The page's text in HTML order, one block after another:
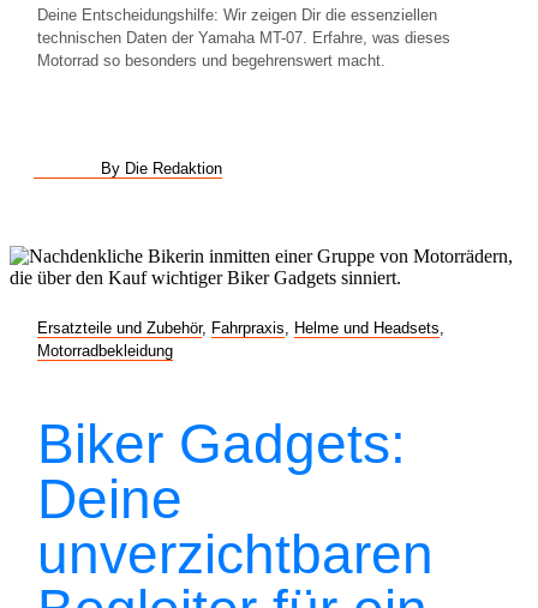
Deine Entscheidungshilfe: Wir zeigen Dir die essenziellen
technischen Daten der Yamaha MT-07. Erfahre, was dieses
Motorrad so besonders und begehrenswert macht.
By Die Redaktion
Ersatzteile und Zubehör, Fahrpraxis Helme und Headsets
Motorradbekleidung
Biker Gadgets:
Deine
unverzichtbaren